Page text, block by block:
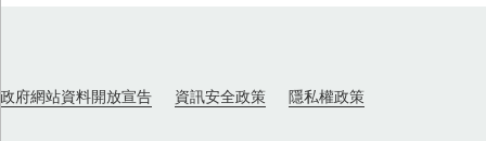
政府網站資料開放宣告 資訊安全政策 隱私權政策